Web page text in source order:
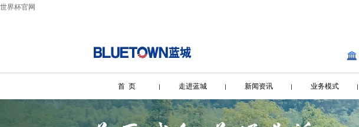
世界杯官网
首 页 走进蓝城 新闻资讯 业务模式